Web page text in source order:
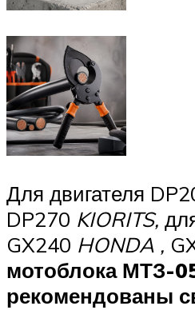
Для двигателя
DP270 KIORITS,
GX240 HONDA ,
мотоблока МТЗ-
рекомендованы